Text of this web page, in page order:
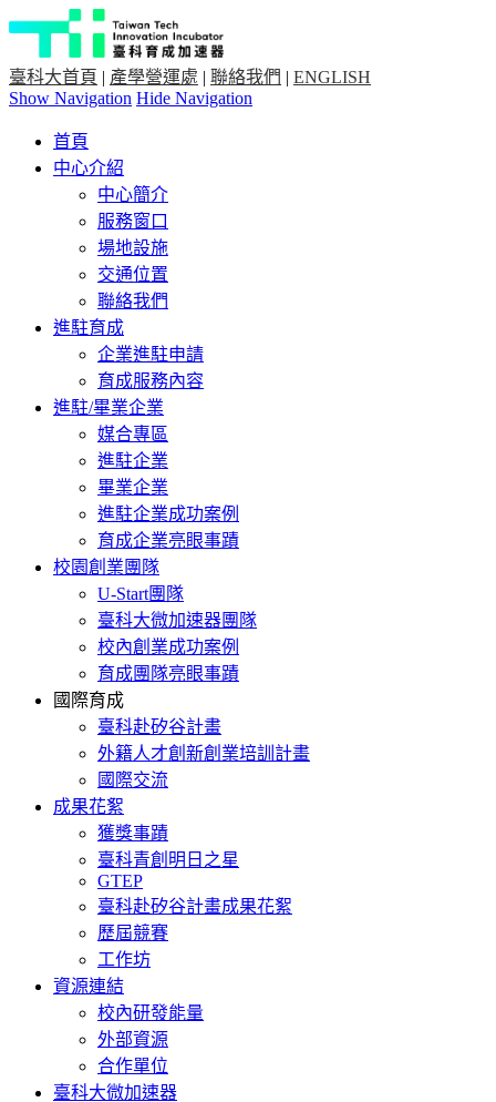
臺科大首頁 | 產學營運處 | 聯絡我們 | ENGLISH
Show Navigation Hide Navigation
首頁
中心介紹
中心簡介
服務窗口
場地設施
交通位置
聯絡我們
進駐育成
企業進駐申請
育成服務內容
進駐/畢業企業
媒合專區
進駐企業
畢業企業
進駐企業成功案例
育成企業亮眼事蹟
校園創業團隊
U-Start團隊
臺科大微加速器團隊
校內創業成功案例
育成團隊亮眼事蹟
國際育成
臺科赴矽谷計畫
外籍人才創新創業培訓計畫
國際交流
成果花絮
獲獎事蹟
臺科青創明日之星
GTEP
臺科赴矽谷計畫成果花絮
歷屆競賽
工作坊
資源連結
校內研發能量
外部資源
合作單位
臺科大微加速器